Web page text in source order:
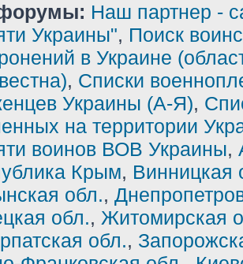
Наш партнер -
Украины", Поиск
в Украине
, Списки
Украины (А-Я),
на территории
воинов ВОВ Украины,
Крым, Винницкая
обл.,
обл., Житомирская
обл.,